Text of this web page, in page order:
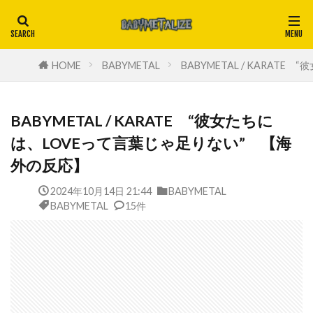
HOME BABYMETAL BABYMETAL / KARATE “彼
BABYMETAL / KARATE “彼女たちに
は、LOVEって言葉じゃ足りない” 【海
外の反応】
2024年10月14日 21:44
BABYMETAL
BABYMETAL
15件